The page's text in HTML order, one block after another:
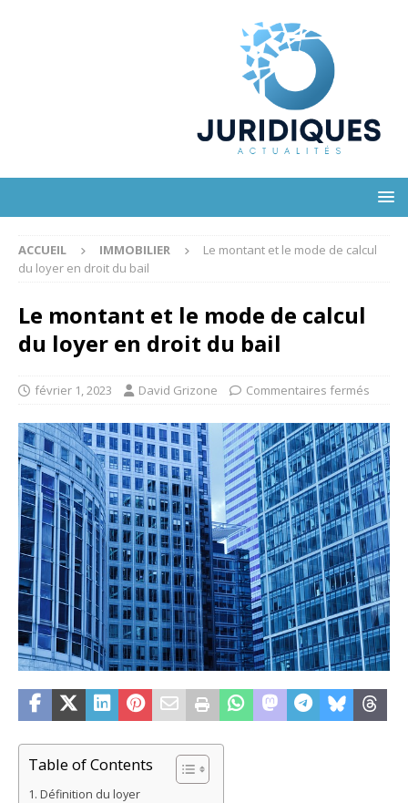
ACCUEIL IMMOBILIER
Le montant et le mode de calcul
du loyer en droit du bail
Le montant et le mode de calcul
du loyer en droit du bail
février 1, 2023 David Grizone Commentaires fermés
Table of Contents
Définition du loyer